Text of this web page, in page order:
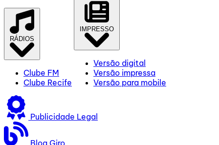
RÁDIOS
Clube FM
Clube Recife
IMPRESSO
Versão digital
Versão impressa
Versão para mobile
Publicidade Legal
Blog Giro